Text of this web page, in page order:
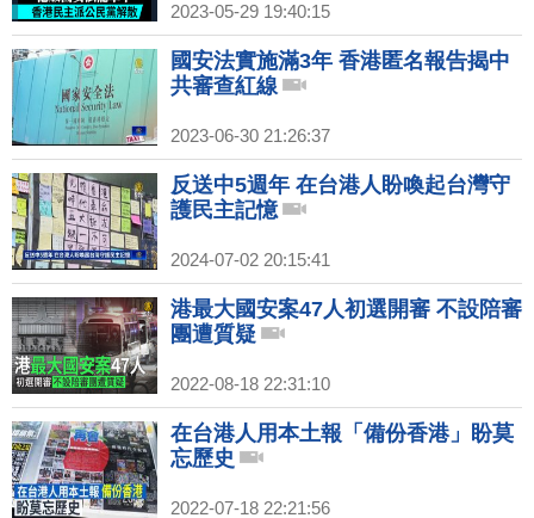
2023-05-29 19:40:15
國安法實施滿3年 香港匿名報告揭中
共審查紅線
2023-06-30 21:26:37
反送中5週年 在台港人盼喚起台灣守
護民主記憶
2024-07-02 20:15:41
港最大國安案47人初選開審 不設陪審
團遭質疑
2022-08-18 22:31:10
在台港人用本土報「備份香港」盼莫
忘歷史
2022-07-18 22:21:56